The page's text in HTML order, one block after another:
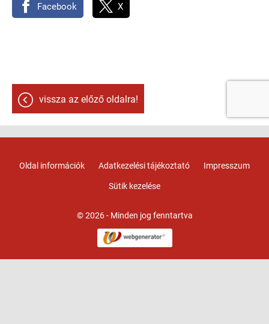
Facebook X
vissza az előző oldalra!
© 2026 - Minden jog fenntartva
Oldal információk Adatkezelési tájékoztató Impresszum
Sütik kezelése